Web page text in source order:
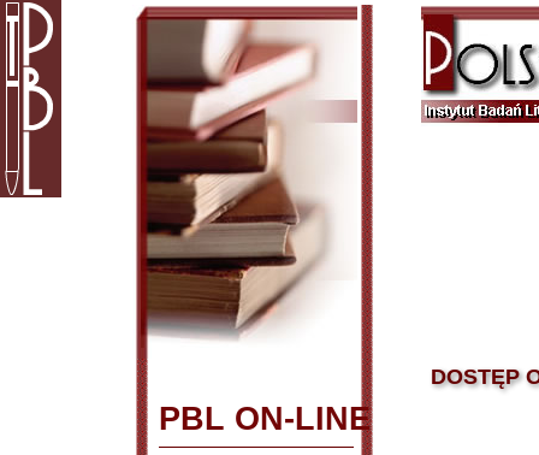
PBL ON-LINE
DOSTĘP